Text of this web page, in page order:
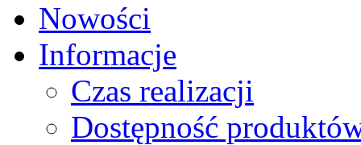
Nowości
Informacje
Czas realizacji
Dostępność